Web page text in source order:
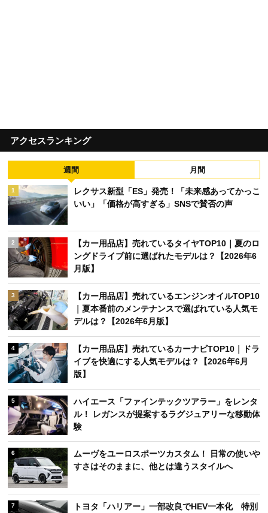
アクセスランキング
週間 月間
1
レクサス新型「ES」発売！「未来感あってかっこ
いい」「価格が高すぎる」SNSで賛否の声
2
【カー用品店】売れているタイヤTOP10｜夏のロ
ングドライブ前に選ばれたモデルは？【2026年6
月版】
3
【カー用品店】売れているエンジンオイルTOP10
｜夏本番前のメンテナンスで選ばれている人気モ
デルは？【2026年6月版】
4
【カー用品店】売れているカーナビTOP10｜ドラ
イブを快適にする人気モデルは？【2026年6月
版】
5
ハイエース「ファインテックツアラー」をレンタ
ル！ レガンスが提案するラグジュアリーな移動体
験
6
ムーヴをユーロスポーツカスタム！ 日常の使いや
すさはそのままに、他とは違うスタイルへ
7
トヨタ「ハリアー」一部改良でHEV一本化 特別